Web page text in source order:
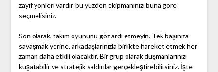
zayıf yönleri vardır, bu yüzden ekipmanınızı buna göre
seçmelisiniz.
Son olarak, takım oyununu göz ardı etmeyin. Tek başınıza
savaşmak yerine, arkadaşlarınızla birlikte hareket etmek her
zaman daha etkili olacaktır. Bir grup olarak düşmanlarınızı
kuşatabilir ve stratejik saldırılar gerçekleştirebilirsiniz. İşte